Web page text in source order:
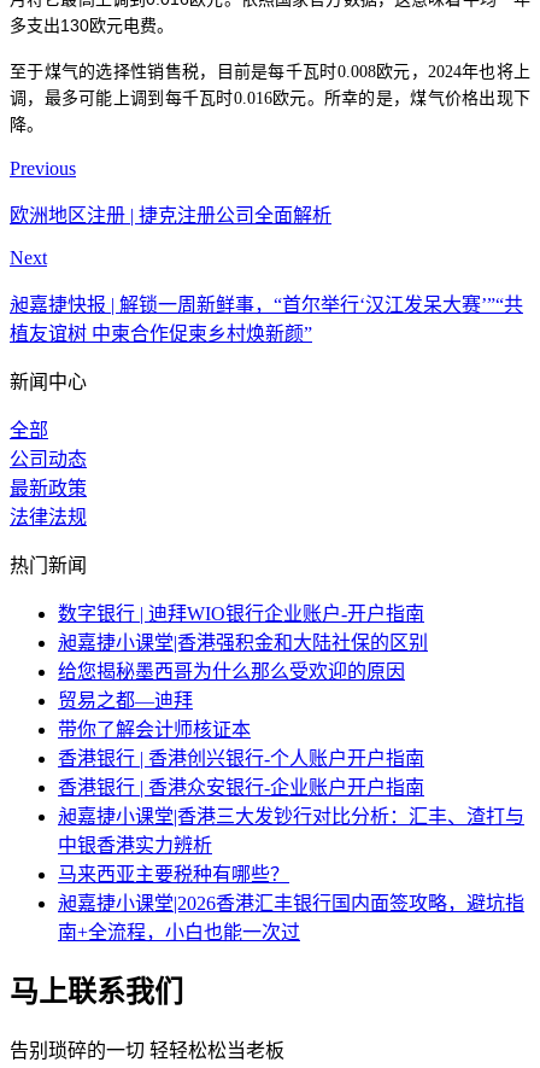
多支出130欧元电费。
至于煤气的选择性销售税，目前是每千瓦时0.008欧元，2024年也将上
调，最多可能上调到每千瓦时0.016欧元。所幸的是，煤气价格出现下
降。
Previous
欧洲地区注册 | 捷克注册公司全面解析
Next
昶嘉捷快报 | 解锁一周新鲜事，“首尔举行‘汉江发呆大赛’”“共
植友谊树 中柬合作促柬乡村焕新颜”
新闻中心
全部
公司动态
最新政策
法律法规
热门新闻
数字银行 | 迪拜WIO银行企业账户-开户指南
昶嘉捷小课堂|香港强积金和大陆社保的区别
给您揭秘墨西哥为什么那么受欢迎的原因
贸易之都—迪拜
带你了解会计师核证本
香港银行 | 香港创兴银行-个人账户开户指南
香港银行 | 香港众安银行-企业账户开户指南
昶嘉捷小课堂|香港三大发钞行对比分析：汇丰、渣打与
中银香港实力辨析
马来西亚主要税种有哪些？
昶嘉捷小课堂|2026香港汇丰银行国内面签攻略，避坑指
南+全流程，小白也能一次过
马上联系我们
告别琐碎的一切 轻轻松松当老板